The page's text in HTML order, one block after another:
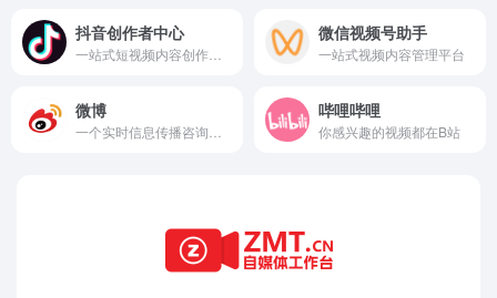
抖音创作者中心 微信视频号助手
一站式视频内容管理平台
微博 哔哩哔哩
你感兴趣的视频都在B站